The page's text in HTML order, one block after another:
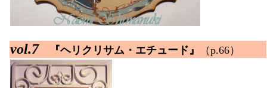
vol.7 『ヘリクリサム・エチュード』 （p.66）